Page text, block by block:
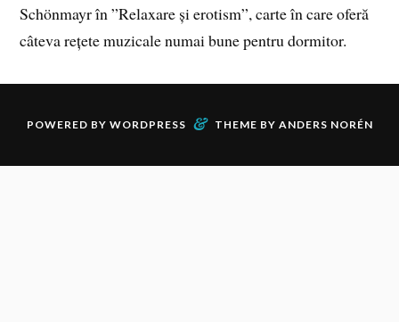
Schönmayr în ”Relaxare și erotism”, carte în care oferă
câteva rețete muzicale numai bune pentru dormitor.
POWERED BY WORDPRESS & THEME BY ANDERS NORÉN